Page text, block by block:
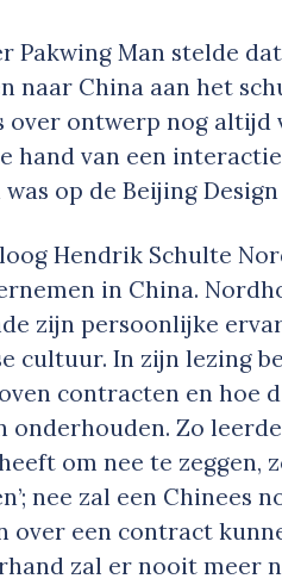
Man stelde
naar China aan het
ontwerp nog altijd
hand van een
op de Beijing Design
Hendrik Schulte
in China.
zijn persoonlijke
cultuur. In zijn lezing
contracten en hoe
onderhouden. Zo
om nee te zeggen,
nee zal een Chinees
over een contract
zal er nooit meer